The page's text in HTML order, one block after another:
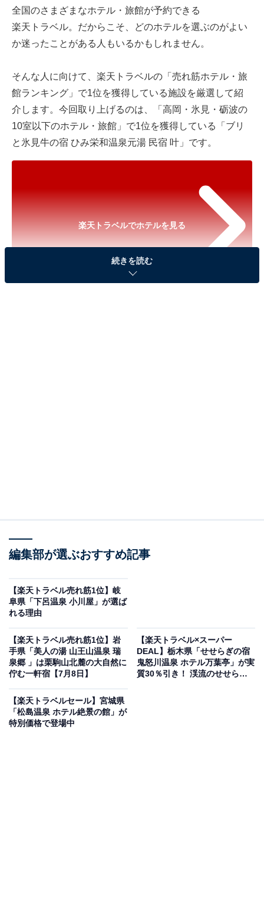
全国のさまざまなホテル・旅館が予約できる
楽天トラベル。だからこそ、どのホテルを選ぶのがよい
か迷ったことがある人もいるかもしれません。
そんな人に向けて、 楽天トラベルの「売れ筋ホテル・旅
館ランキング」で1位を獲得している施設を厳選して紹
介します。今回取り上げるのは、「高岡・氷見・砺波の
10室以下のホテル・旅館」で1位を獲得している「ブリ
と氷見牛の宿 ひみ栄和温泉元湯 民宿 叶」です。
楽天トラベルでホテルを見る
「高岡・氷見・砺波の10室以下のホテル・旅館」で1位
を獲得しているのは、「ブリと氷見牛の宿 ひみ栄和温泉
元湯 民宿 叶」です。
続きを読む
編集部が選ぶおすすめ記事
【楽天トラベル売れ筋1位】岐
阜県「下呂温泉 小川屋」が選ば
れる理由
【楽天トラベル売れ筋1位】岩
手県「美人の湯 山王山温泉 瑞
泉郷 」は栗駒山北麓の大自然に
佇む一軒宿【7月8日】
【楽天トラベル×スーパー
DEAL】栃木県「せせらぎの宿
鬼怒川温泉 ホテル万葉亭」が実
質30％引き！ 渓流のせせらぎ
【楽天トラベルセール】宮城県
「松島温泉 ホテル絶景の館」が
特別価格で登場中